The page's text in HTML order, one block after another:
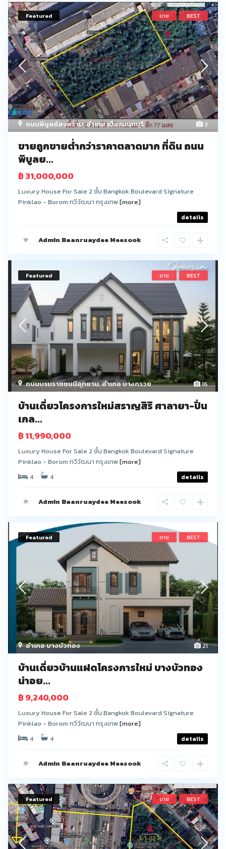
3
ถนนพิบูลย์สงคราม,อำเภอ เมืองนนทบุรี
Featured ขาย BEST
ขายถูกขายต่ำกว่าราคาตลาดมาก ที่ดิน ถนน
พิบูลย...
฿ 31,000,000
Luxury House For Sale 2 ชั้น Bangkok Boulevard Signature
Pinklao - Borom ทวีวัฒนา กรุงเทพ[more]
details
Admin Baanruaydee Meesook
16
ถนนบรมราชชนนีอุทยาน,อำเภอ บางกรวย
Featured ขาย BEST
บ้านเดี่ยวโครงการใหม่สราญสิริ ศาลายา-ปิ่น
เกล...
฿ 11,990,000
Luxury House For Sale 2 ชั้น Bangkok Boulevard Signature
Pinklao - Borom ทวีวัฒนา กรุงเทพ[more]
4
4 details
Admin Baanruaydee Meesook
21
อำเภอ บางบัวทอง
Featured ขาย BEST
บ้านเดี่ยวบ้านแฝดโครงการใหม่ บางบัวทอง
น่าอย...
฿ 9,240,000
Luxury House For Sale 2 ชั้น Bangkok Boulevard Signature
Pinklao - Borom ทวีวัฒนา กรุงเทพ[more]
4
4 details
Admin Baanruaydee Meesook
Featured ขาย BEST